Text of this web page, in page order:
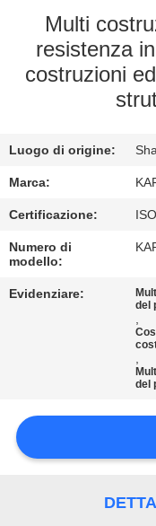
SIAMO
FABBRICA
DELLA
QUALITÀ
CASI
Multi
resistenza
costruzioni
Luogo di origine:
Marca:
Certificazione:
Numero di
modello:
Evidenziare:
del
,
,
del